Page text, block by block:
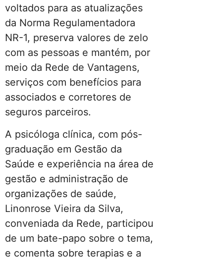
voltados para as atualizações
da Norma Regulamentadora
NR-1, preserva valores de zelo
com as pessoas e mantém, por
meio da Rede de Vantagens,
serviços com benefícios para
associados e corretores de
seguros parceiros.
A psicóloga clínica, com pós-
graduação em Gestão da
Saúde e experiência na área de
gestão e administração de
organizações de saúde,
Linonrose Vieira da Silva,
conveniada da Rede, participou
de um bate-papo sobre o tema,
e comenta sobre terapias e a